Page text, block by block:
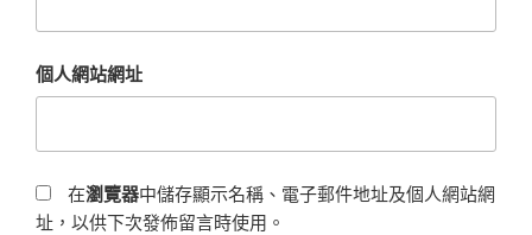
個人網站網址
在瀏覽器中儲存顯示名稱、電子郵件地址及個人網站網
址，以供下次發佈留言時使用。